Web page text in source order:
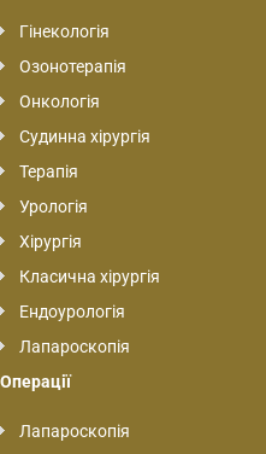
Гінекологія
Озонотерапія
Онкологія
Судинна хірургія
Терапія
Урологія
Хірургія
Класична хірургія
Ендоурологія
Лапароскопія
Операції
Лапароскопія